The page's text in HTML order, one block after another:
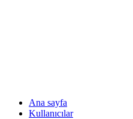
Ana sayfa
Kullanıcılar